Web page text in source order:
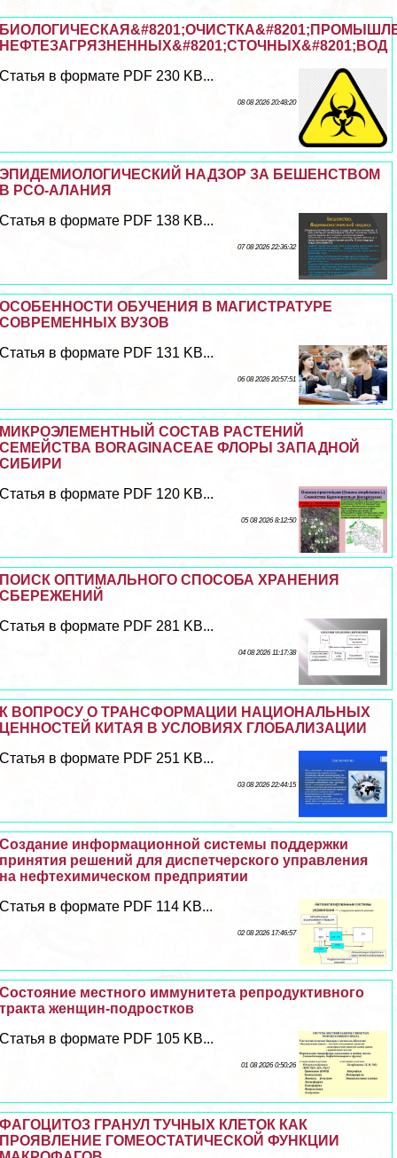
НЕФТЕЗАГРЯЗНЕННЫХ&#8201;СТОЧНЫХ&#8201;ВОД
Статья в формате PDF 230 KB...
08 08 2026 20:48:20
ЭПИДЕМИОЛОГИЧЕСКИЙ НАДЗОР ЗА БЕШЕНСТВОМ
В РСО-АЛАНИЯ
Статья в формате PDF 138 KB...
07 08 2026 22:36:32
ОСОБЕННОСТИ ОБУЧЕНИЯ В МАГИСТРАТУРЕ
СОВРЕМЕННЫХ ВУЗОВ
Статья в формате PDF 131 KB...
06 08 2026 20:57:51
МИКРОЭЛЕМЕНТНЫЙ СОСТАВ РАСТЕНИЙ
СЕМЕЙСТВА BORAGINACEAE ФЛОРЫ ЗАПАДНОЙ
СИБИРИ
Статья в формате PDF 120 KB...
05 08 2026 8:12:50
ПОИСК ОПТИМАЛЬНОГО СПОСОБА ХРАНЕНИЯ
СБЕРЕЖЕНИЙ
Статья в формате PDF 281 KB...
04 08 2026 11:17:38
К ВОПРОСУ О ТРАНСФОРМАЦИИ НАЦИОНАЛЬНЫХ
ЦЕННОСТЕЙ КИТАЯ В УСЛОВИЯХ ГЛОБАЛИЗАЦИИ
Статья в формате PDF 251 KB...
03 08 2026 22:44:15
Создание информационной системы поддержки
принятия решений для диспетчерского управления
на нефтехимическом предприятии
Статья в формате PDF 114 KB...
02 08 2026 17:46:57
Состояние местного иммунитета репродуктивного
тpaкта женщин-подростков
Статья в формате PDF 105 KB...
01 08 2026 0:50:26
ФАГОЦИТОЗ ГРАНУЛ ТУЧНЫХ КЛЕТОК КАК
ПРОЯВЛЕНИЕ ГОМЕОСТАТИЧЕСКОЙ ФУНКЦИИ